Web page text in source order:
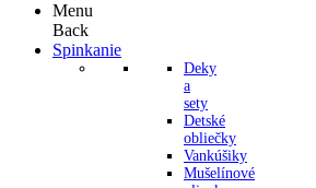
Menu
Back
Spinkanie
Deky
a
sety
Detské
obliečky
Vankúšiky
Mušelínové